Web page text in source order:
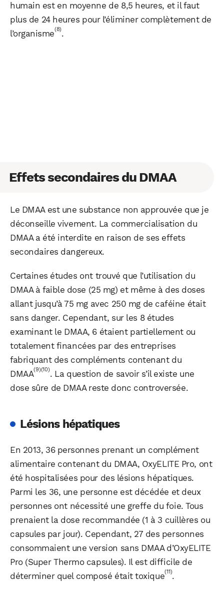
humain est en moyenne de 8,5 heures, et il faut
plus de 24 heures pour l’éliminer complètement de
l’organisme(8).
Effets secondaires du DMAA
Le DMAA est une substance non approuvée que je
déconseille vivement. La commercialisation du
DMAA a été interdite en raison de ses effets
secondaires dangereux.
Certaines études ont trouvé que l’utilisation du
DMAA à faible dose (25 mg) et même à des doses
allant jusqu’à 75 mg avec 250 mg de caféine était
sans danger. Cependant, sur les 8 études
examinant le DMAA, 6 étaient partiellement ou
totalement financées par des entreprises
fabriquant des compléments contenant du
DMAA(9)(10). La question de savoir s’il existe une
dose sûre de DMAA reste donc controversée.
Lésions hépatiques
En 2013, 36 personnes prenant un complément
alimentaire contenant du DMAA, OxyELITE Pro, ont
été hospitalisées pour des lésions hépatiques.
Parmi les 36, une personne est décédée et deux
personnes ont nécessité une greffe du foie. Tous
prenaient la dose recommandée (1 à 3 cuillères ou
capsules par jour). Cependant, 27 des personnes
consommaient une version sans DMAA d’OxyELITE
Pro (Super Thermo capsules). Il est difficile de
déterminer quel composé était toxique(11).